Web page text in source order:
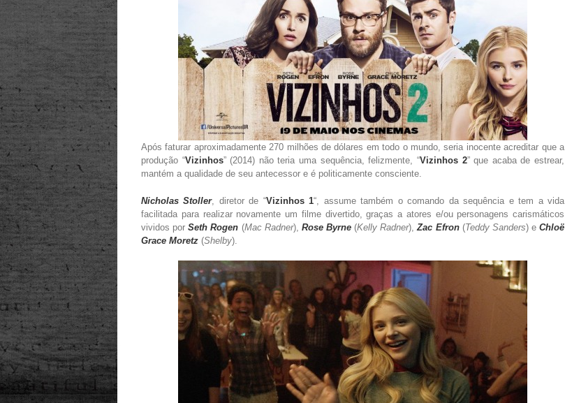
Após faturar aproximadamente 270 milhões de dólares em todo o mundo, seria inocente acreditar que a
produção “Vizinhos” (2014) não teria uma sequência, felizmente, “Vizinhos 2” que acaba de estrear,
mantém a qualidade de seu antecessor e é politicamente consciente.
Nicholas Stoller, diretor de “Vizinhos 1“, assume também o comando da sequência e tem a vida
facilitada para realizar novamente um filme divertido, graças a atores e/ou personagens carismáticos
vividos porSeth Rogen (Mac Radner), Rose Byrne(Kelly Radner),Zac Efron(Teddy Sanders) eChloë
Grace Moretz (Shelby).